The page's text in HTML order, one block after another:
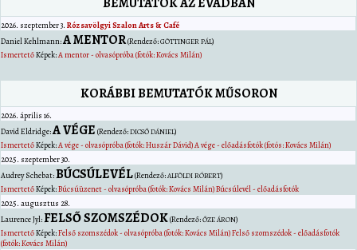
2026. szeptember 3. Rózsavölgyi Szalon Arts & Café
DanielKehlmann:A MENTOR(Rendező:GÖTTINGER PÁL)
IsmertetőKépek:A mentor - olvasópróba (fotók: Kovács Milán)
KORÁBBI BEMUTATÓK MŰSORON
2026. április 16.
DavidEldridge:A VÉGE (Rendező:DICSŐ DÁNIEL)
IsmertetőKépek:A vége - olvasópróba (fotók: Huszár Dávid)A vége - előadásfotók (fotós: Kovács Milán)
2025. szeptember 30.
Audrey Schebat:BÚCSÚLEVÉL(Rendező:ALFÖLDI RÓBERT)
IsmertetőKépek:Búcsúüzenet - olvasópróba (fotók: Kovács Milán)Búcsúlevél - előadásfotók
2025. augusztus 28.
LaurenceJyl:FELSŐ SZOMSZÉDOK(Rendező:ŐZE ÁRON)
IsmertetőKépek:Felső szomszédok - olvasópróba (fotók: Kovács Milán)Felső szomszédok - előadásfotók
(fotók: Kovács Milán)